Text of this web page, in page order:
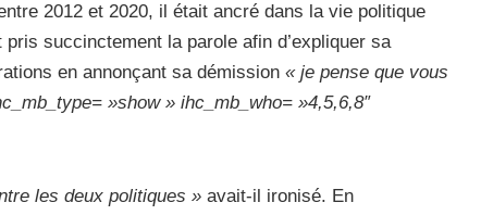
2012 et 2020, il était ancré dans la vie politique
succinctement la parole afin d’expliquer sa
en annonçant sa démission « je pense que vous
»show » ihc_mb_who= »4,5,6,8″
les deux politiques » avait-il ironisé. En